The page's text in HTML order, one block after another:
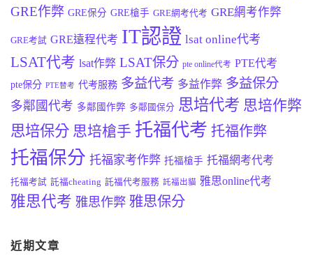
GRE作弊 GRE保分 GRE槍手 GRE網考代考 GRE網考作弊
GRE考試 GRE遠程代考 IT認證 lsat online代考
LSAT代考 lsat作弊 LSAT保分 pte online代考 PTE代考
pte保分 PTE替考 代考服務 多益代考 多益作弊 多益保分
多鄰國代考 多鄰國作弊 多鄰國保分 思培代考 思培作弊
思培保分 思培槍手 托福代考 托福作弊
托福保分 托福家考作弊 托福槍手 托福網考代考
托福考試 託福cheating 託福代考服務 託福出貓 雅思online代考
雅思代考 雅思作弊 雅思保分
近期文章